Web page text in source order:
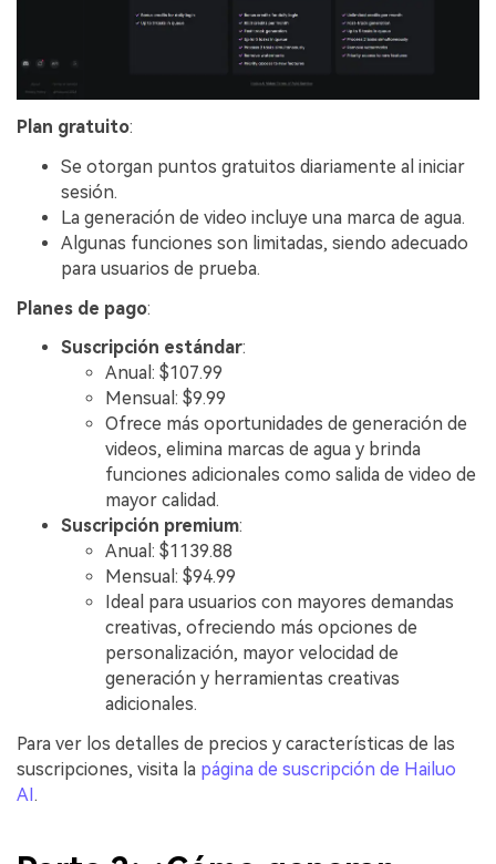
Plan gratuito:
Se otorgan puntos gratuitos diariamente al iniciar
sesión.
La generación de video incluye una marca de agua.
Algunas funciones son limitadas, siendo adecuado
para usuarios de prueba.
Planes de pago:
Suscripción estándar:
Anual: $107.99
Mensual: $9.99
Ofrece más oportunidades de generación de
videos, elimina marcas de agua y brinda
funciones adicionales como salida de video de
mayor calidad.
Suscripción premium:
Anual: $1139.88
Mensual: $94.99
Ideal para usuarios con mayores demandas
creativas, ofreciendo más opciones de
personalización, mayor velocidad de
generación y herramientas creativas
adicionales.
Para ver los detalles de precios y características de las
suscripciones, visita la página de suscripción de Hailuo
AI.